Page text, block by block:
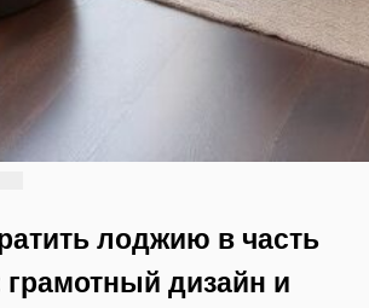
лоджию в часть
дизайн и